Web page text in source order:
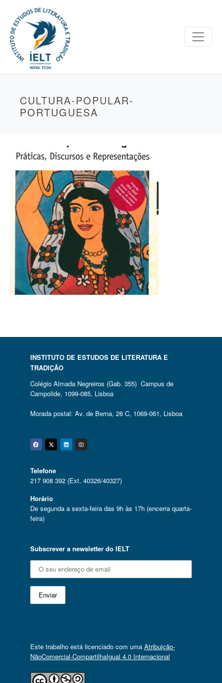
CULTURA-POPULAR-
PORTUGUESA
INSTITUTO DE ESTUDOS DE LITERATURA E
TRADIÇÃO
Colégio Almada Negreiros (Gab. 355) Campus de
Campolide, 1099-085, Lisboa
Morada postal: Av. de Berna, 26 C, 1069-061, Lisboa
Facebook
Twitter
Linkedin
Instagram
Telefone
217 908 392 (Ext. 40326/40327)
Horário
De segunda a sexta-feira das 9h às 17h (encerra quarta-
feira)
Subscrever a newsletter do IELT
Este trabalho está licenciado com uma Atribuição-
NãoComercial-CompartilhaIgual 4.0 Internacional